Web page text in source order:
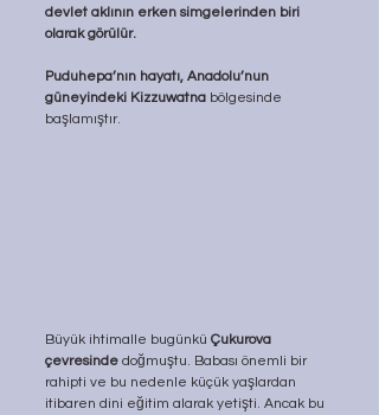
devlet aklının erken simgelerinden biri
olarak görülür.
Puduhepa’nın hayatı, Anadolu’nun
güneyindeki Kizzuwatna bölgesinde
başlamıştır.
Büyük ihtimalle bugünkü Çukurova
çevresinde doğmuştu. Babası önemli bir
rahipti ve bu nedenle küçük yaşlardan
itibaren dini eğitim alarak yetişti. Ancak bu